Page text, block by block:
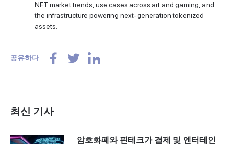
NFT market trends, use cases across art and gaming, and
the infrastructure powering next-generation tokenized
assets.
공유하다
최신 기사
암호화폐와 핀테크가 결제 및 엔터테인